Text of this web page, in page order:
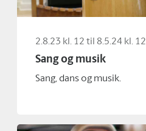
2.8.23 kl. 12 til 8.5.24 kl. 12
Sang og musik
Sang, dans og musik.